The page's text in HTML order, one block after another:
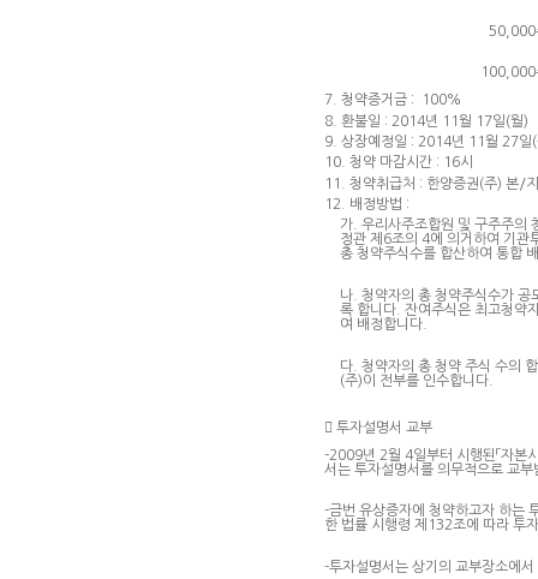
50,000
100,000
7. 청약증거금 : 100%
8. 환불일 : 2014년 11월 17일(월)
9. 상장예정일 : 2014년 11월 27일
10. 청약 마감시간 : 16시
11. 청약취급처 : 한양증권(주) 본/
12. 배정방법 :
가. 우리사주조합원 및 구주주의
정관 제6조의 4에 의거하여 기관
총 청약주식수를 합산하여 통합
나. 청약자의 총 청약주식수가 공
록 합니다. 잔여주식은 최고청약
여 배정합니다.
다. 청약자의 총 청약 주식 수의
(주)이 전부를 인수합니다.
투자설명서 교부
-2009년 2월 4일부터 시행된「자본
서는 투자설명서를 의무적으로 교
-금번 유상증자에 청약하고자 하는
한 법률 시행령 제132조에 따라 투
-투자설명서는 상기의 교부장소에